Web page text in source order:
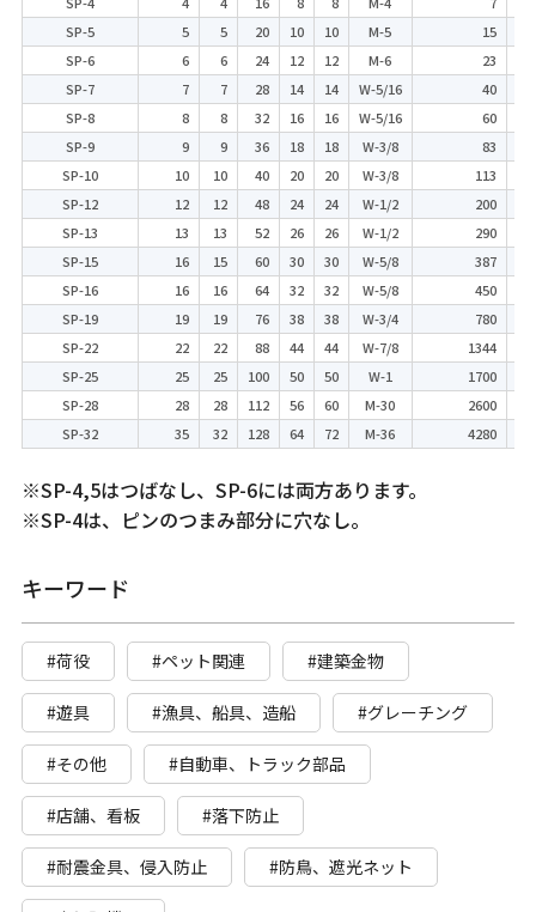
SP-5
5 5 20 10 10 M-5
15
SP-6
6 6 24 12 12 M-6 23
SP-7
7 7 28 14 14 W-5/16 40
SP-8
8 8 32 16 16 W-5/16 60
SP-9
9 9 36 18 18 W-3/8 83
SP-10
10 10 40 20 20 W-3/8 113
SP-12
12 12 48 24 24 W-1/2 200
SP-13
13 13 52 26 26 W-1/2 290
SP-15
16 15 60 30 30 W-5/8 387
SP-16
16 16 64 32 32 W-5/8 450
SP-19
19 19 76 38 38 W-3/4 780
SP-22
22 22 88 44 44 W-7/8 1344
SP-25
25 25 100 50 50 W-1 1700
SP-28
28 28 112 56 60 M-30 2600
SP-32
35 32 128 64 72 M-36 4280
※SP-4,5はつばなし、SP-6には両方あります。
※SP-4は、ピンのつまみ部分に穴なし。
キーワード
#荷役 #ペット関連 #建築金物
#遊具 #漁具、船具、造船 #グレーチング
#その他 #自動車、トラック部品
#店舗、看板 #落下防止
#耐震金具、侵入防止 #防鳥、遮光ネット